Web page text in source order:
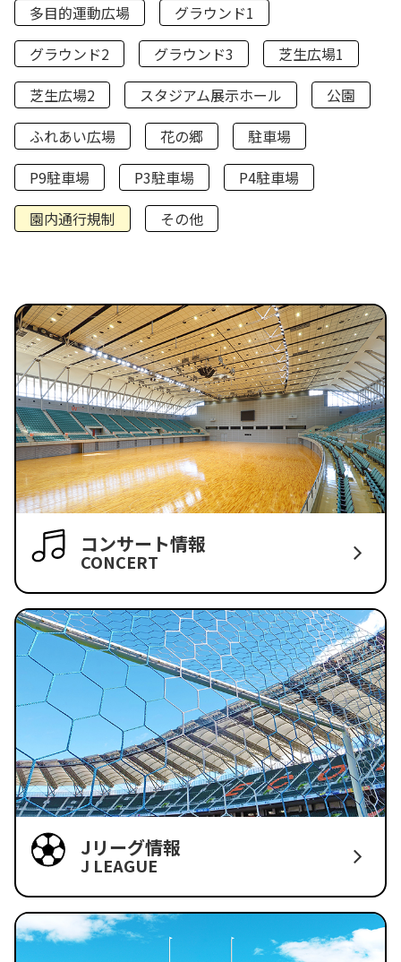
多目的運動広場
グラウンド1
グラウンド2
グラウンド3
芝生広場1
芝生広場2
スタジアム展示ホール
公園
ふれあい広場
花の郷
駐車場
P9駐車場
P3駐車場
P4駐車場
園内通行規制
その他
コンサート情報
CONCERT
Jリーグ情報
J LEAGUE